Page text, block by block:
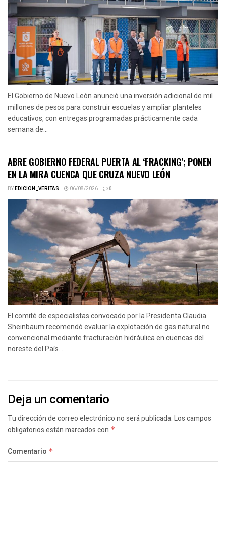
El Gobierno de Nuevo León anunció una inversión adicional de mil
millones de pesos para construir escuelas y ampliar planteles
educativos, con entregas programadas prácticamente cada
semana de...
ABRE GOBIERNO FEDERAL PUERTA AL ‘FRACKING’; PONEN
EN LA MIRA CUENCA QUE CRUZA NUEVO LEÓN
BYEDICION_VERITAS 06/08/2026 0
El comité de especialistas convocado por la Presidenta Claudia
Sheinbaum recomendó evaluar la explotación de gas natural no
convencional mediante fracturación hidráulica en cuencas del
noreste del País...
Deja un comentario
Tu dirección de correo electrónico no será publicada.Los campos
obligatorios están marcados con *
Comentario *